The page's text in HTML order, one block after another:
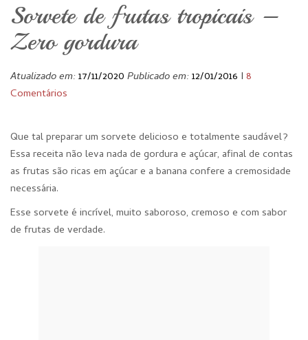
Sorvete de frutas tropicais –
Zero gordura
Atualizado em:17/11/2020 Publicado em:12/01/2016 I 8
Comentários
Que tal preparar um sorvete delicioso e totalmente saudável?
Essa receita não leva nada de gordura e açúcar, afinal de contas
as frutas são ricas em açúcar e a banana confere a cremosidade
necessária.
Esse sorvete é incrível, muito saboroso, cremoso e com sabor
de frutas de verdade.